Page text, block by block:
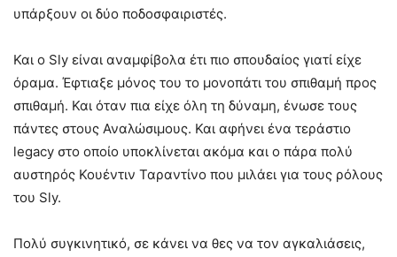
υπάρξουν οι δύο ποδοσφαιριστές.
Και ο Sly είναι αναμφίβολα έτι πιο σπουδαίος γιατί είχε
όραμα. Έφτιαξε μόνος του το μονοπάτι του σπιθαμή προς
σπιθαμή. Και όταν πια είχε όλη τη δύναμη, ένωσε τους
πάντες στους Αναλώσιμους. Και αφήνει ένα τεράστιο
legacy στο οποίο υποκλίνεται ακόμα και ο πάρα πολύ
αυστηρός Κουέντιν Ταραντίνο που μιλάει για τους ρόλους
του Sly.
Πολύ συγκινητικό, σε κάνει να θες να τον αγκαλιάσεις,